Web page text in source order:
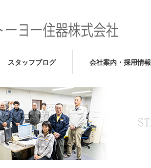
スタッフブログ 会社案内・採用情報